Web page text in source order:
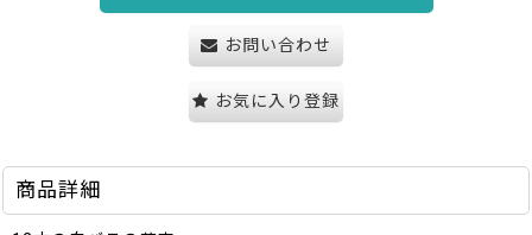
お問い合わせ
お気に入り登録
商品詳細